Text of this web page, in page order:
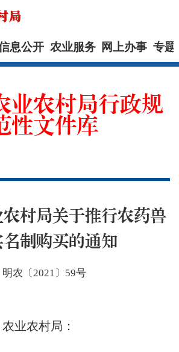
息公开 农业服务 网上办事 专题
业农村局行政规
性文件库
村局关于推行农药兽
名制购买的通知
明农〔2021〕59号
业农村局：